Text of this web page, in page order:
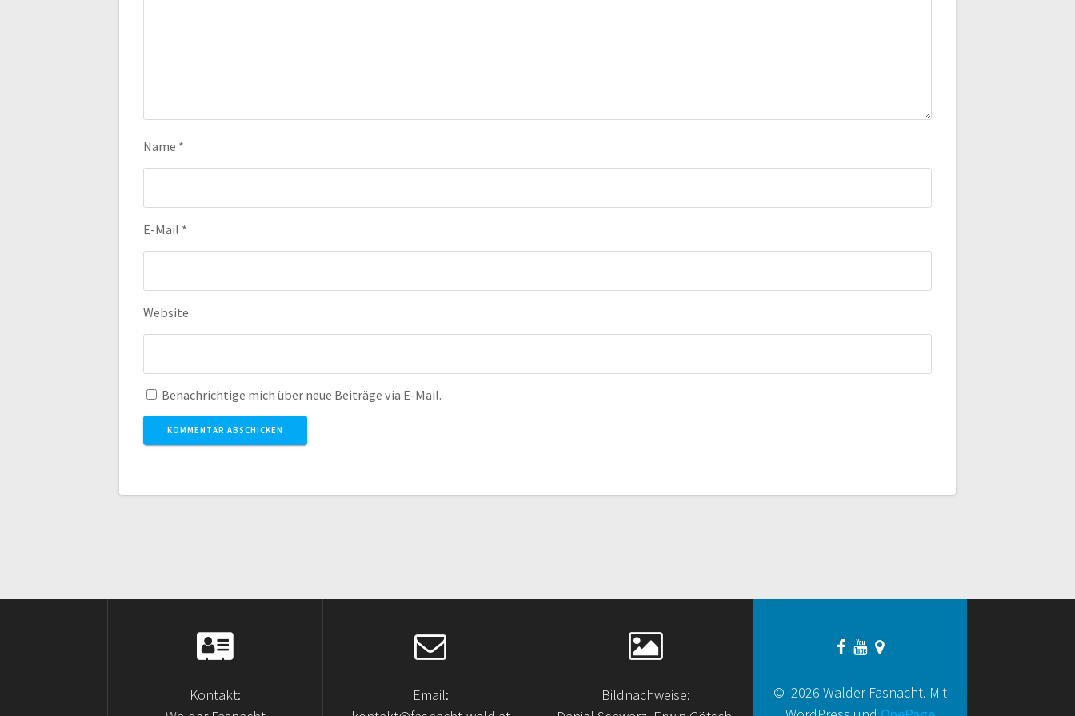
Name *
E-Mail *
Website
Benachrichtige mich über neue Beiträge via E-Mail.
Kontakt:
Email:
Bildnachweise:
© 2026 Walder Fasnacht. Mit